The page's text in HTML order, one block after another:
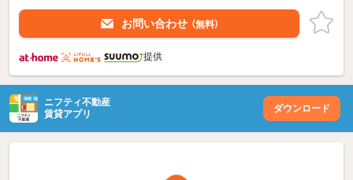
お問い合わせ （無料）
提供
ニフティ不動産
賃貸アプリ
ダウンロード